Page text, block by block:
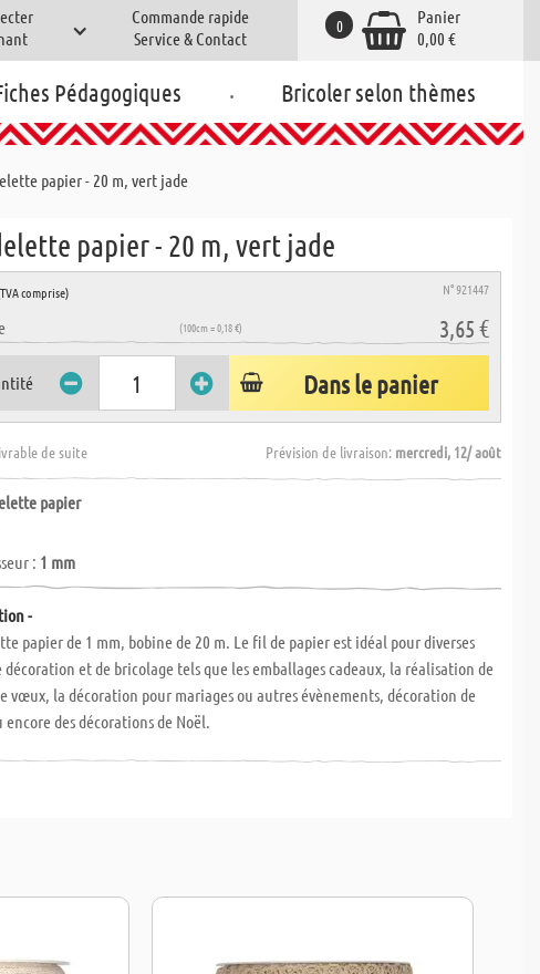
Commande rapide
Service & Contact
Panier
0,00 €
0
Pédagogiques . Bricoler selon thèmes
papier - 20 m, vert jade
papier - 20 m, vert jade
comprise) N° 921447
(100cm = 0,18 €) 3,65 €
Dans le panier
de suite Prévision de livraison: mercredi, 12/ août
papier
: 1 mm
-
papier de 1 mm, bobine de 20 m. Le fil de papier est idéal pour diverses
décoration et de bricolage tels que les emballages cadeaux, la réalisation de
vœux, la décoration pour mariages ou autres évènements, décoration de
encore des décorations de Noël.